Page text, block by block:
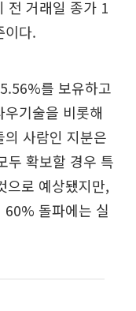
전 거래일 종가 1
이다.
를 보유하고
기술을 비롯해
사람인 지분은
두 확보할 경우 특
으로 예상됐지만,
60% 돌파에는 실